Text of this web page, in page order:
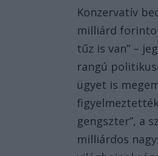
Konzervatív
milliárd
tűz is van” –
rangú
ügyet is
gengszter”, a
milliárdos